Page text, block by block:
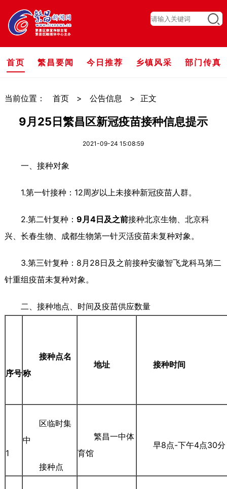
首页 繁昌要闻 今日推荐 乡镇风采 部门传真
当前位置： 首页 > 公告信息 > 正文
9月25日繁昌区新冠疫苗接种信息提示
2021-09-24 15:08:59
一、接种对象
1.第一针接种：12周岁以上未接种新冠疫苗人群。
2.第二针复种： 9月 4日及之前接种北京生物、北京科
兴、长春生物、成都生物第一针灭活疫苗未复种对象。
3.第三针复种：8月28日及之前接种安徽智飞龙科马第二
针重组疫苗未复种对象。
二、接种地点、时间及疫苗供应数量
序号
接种点名
称
地址 接种时间
1
区临时集
中
接种点
繁昌一中体
育馆
早8点-下午4点30分